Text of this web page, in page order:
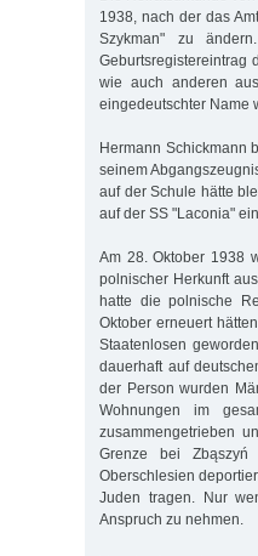
1938, nach der das
Szykman" zu
Geburtsregistereintrag
wie auch anderen
eingedeutschter Name
Hermann Schickmann
seinem
auf der Schule hätte
auf der SS "Laconia"
Am 28. Oktober 1938
polnischer Herkunft
hatte die polnische
Oktober erneuert
Staatenlosen
dauerhaft auf
der Person wurden
Wohnungen im
zusammengetrieben
Grenze bei
Oberschlesien
Juden tragen. Nur
Anspruch zu nehmen.